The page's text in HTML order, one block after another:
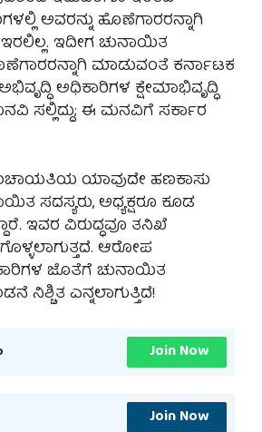
ಅವರನ್ನು ಹೊಣೆಗಾರರನ್ನಾಗಿ
ಇದೀಗ ಚುನಾಯಿತ
ಮಾಡುವಂತೆ ಕರ್ನಾಟಕ
ಅಧಿಕಾರಿಗಳ ಕ್ಷೇಮಾಭಿವೃದ್ಧಿ
ಸಲ್ಲಿದ್ದು; ಈ ಮನವಿಗೆ ಸರ್ಕಾರ
ಯಾವುದೇ ಹಣಕಾಸು
ಸದಸ್ಯರು, ಅಧ್ಯಕ್ಷರೂ ಕೂಡ
ಇವರ ವಿರುದ್ಧವೂ ತನಿಖೆ
ಆರೋಪ
ಜೊತೆಗೆ ಚುನಾಯಿತ
ನಿಶ್ಚಿತ ಎನ್ನಲಾಗುತ್ತಿದೆ!
Join Now
Join Now